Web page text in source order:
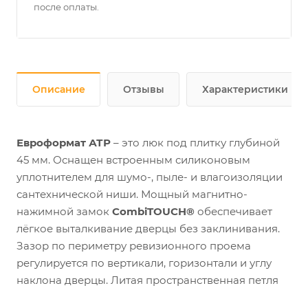
после оплаты.
Описание Отзывы Характеристики
Евроформат АТР – это люк под плитку глубиной
45 мм. Оснащен встроенным силиконовым
уплотнителем для шумо-, пыле- и влагоизоляции
сантехнической ниши. Мощный магнитно-
нажимной замок CombiTOUCH® обеспечивает
лёгкое выталкивание дверцы без заклинивания.
Зазор по периметру ревизионного проема
регулируется по вертикали, горизонтали и углу
наклона дверцы. Литая пространственная петля